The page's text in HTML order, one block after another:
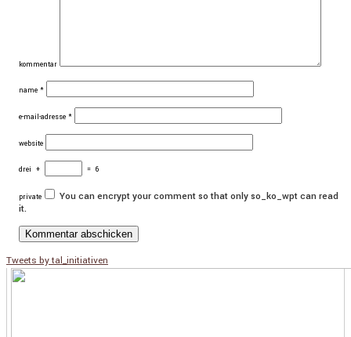
kommentar
name *
e-mail-adresse *
website
drei + = 6
private
You can encrypt your comment so that only so_ko_wpt can read
it.
Tweets by tal_initiativen